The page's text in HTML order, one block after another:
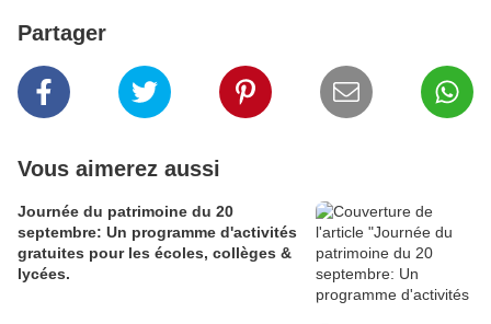
Partager
Vous aimerez aussi
Journée du patrimoine du 20
septembre: Un programme d'activités
gratuites pour les écoles, collèges &
lycées.